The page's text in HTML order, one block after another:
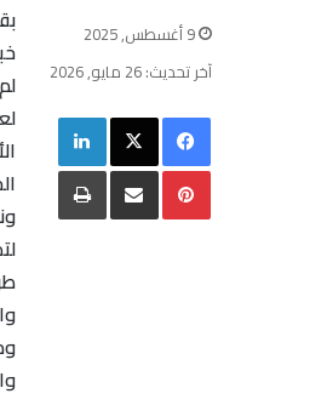
9 أغسطس, 2025
آخر تحديث: 26 مايو, 2026
فيسبوك‫X
لينكدإن
بينتيريستمشاركة عبر البريد طباعة